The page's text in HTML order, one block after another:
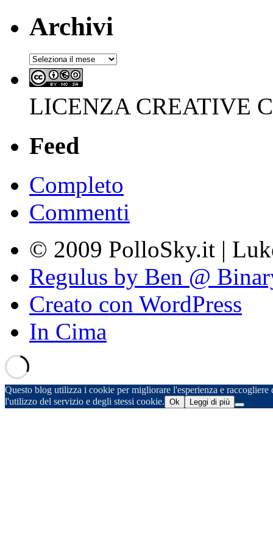
Archivi
Archivi
LICENZA CREATIVE
Feed
Completo
Commenti
© 2009 PolloSky.it |
Regulus by Ben @
Creato con WordPress
In Cima
Questo blog utilizza i cookie per migliorare l'esperienza e
l'utilizzo del servizio e degli stessi cookie. Ok Leggi di più